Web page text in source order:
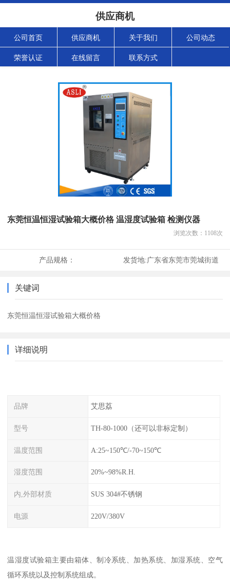
供应商机
公司首页 供应商机 关于我们 公司动态
荣誉认证 在线留言 联系方式
东莞恒温恒湿试验箱大概价格 温湿度试验箱 检测仪器
浏览次数： 1108次
产品规格： 发货地:广东省东莞市莞城街道
关键词
东莞恒温恒湿试验箱大概价格
详细说明
品牌 艾思荔
型号 TH-80-1000（还可以非标定制）
温度范围 A:25~150℃/-70~150℃
湿度范围 20%~98%R.H.
内,外部材质 SUS 304#不锈钢
电源 220V/380V
温湿度试验箱主要由箱体、制冷系统、加热系统、加湿系统、空气
循环系统以及控制系统组成。